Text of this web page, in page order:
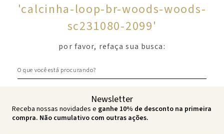
'calcinha-loop-br-woods-woods-
sc231080-2099'
por favor, refaça sua busca:
Newsletter
Receba nossas novidades e ganhe 10% de desconto na primeira
compra. Não cumulativo com outras ações.